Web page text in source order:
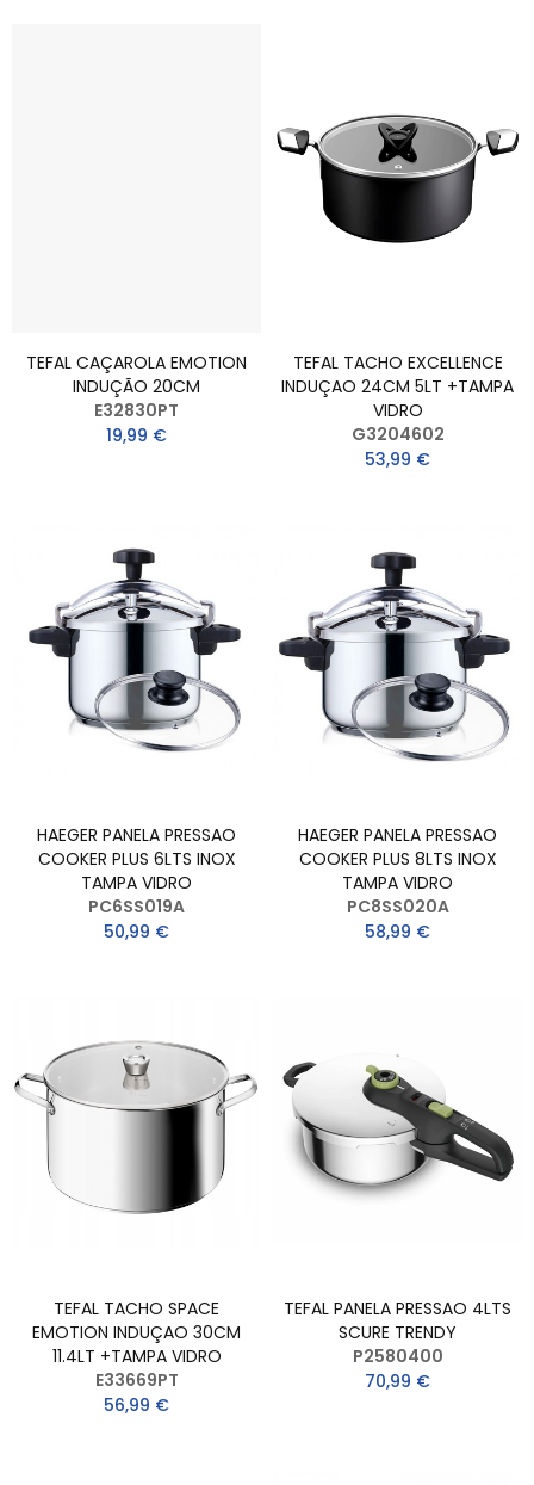
TEFAL CAÇAROLA EMOTION
INDUÇÃO 20CM
E32830PT
19,99 €
TEFAL TACHO EXCELLENCE
INDUÇAO 24CM 5LT +TAMPA
VIDRO
G3204602
53,99 €
HAEGER PANELA PRESSAO
COOKER PLUS 6LTS INOX
TAMPA VIDRO
PC6SS019A
50,99 €
HAEGER PANELA PRESSAO
COOKER PLUS 8LTS INOX
TAMPA VIDRO
PC8SS020A
58,99 €
TEFAL TACHO SPACE
EMOTION INDUÇAO 30CM
11.4LT +TAMPA VIDRO
E33669PT
56,99 €
TEFAL PANELA PRESSAO 4LTS
SCURE TRENDY
P2580400
70,99 €